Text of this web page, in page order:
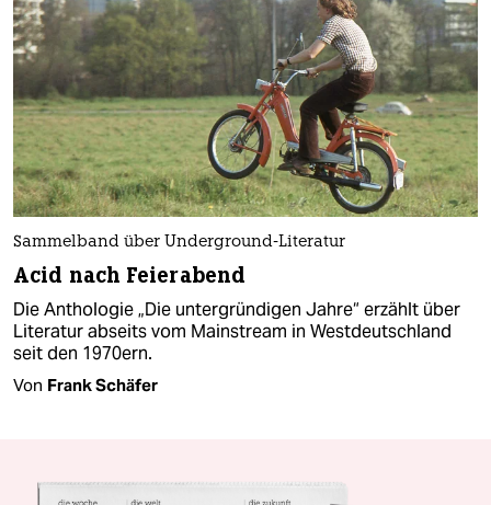
Sammelband über Underground-Literatur
Acid nach Feierabend
Die Anthologie „Die untergründigen Jahre“ erzählt über
Literatur abseits vom Mainstream in Westdeutschland
seit den 1970ern.
Von Frank Schäfer